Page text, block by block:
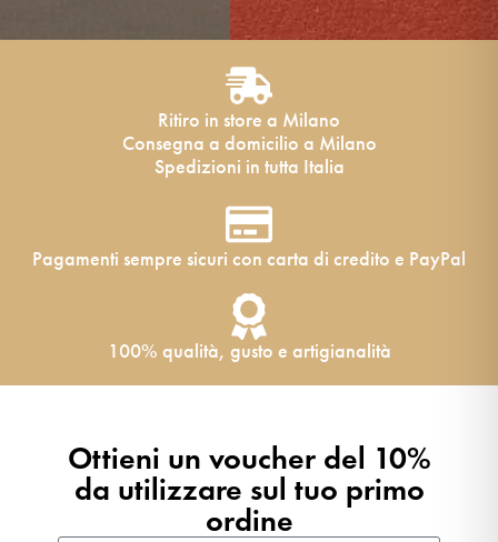
Ritiro in store a Milano
Consegna a domicilio a Milano
Spedizioni in tutta Italia
Pagamenti sempre sicuri con carta di credito e PayPal
100% qualità, gusto e artigianalità
Ottieni un voucher del 10%
da utilizzare sul tuo primo
ordine​